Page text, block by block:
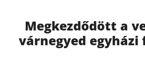
Megkezdődött a
várnegyed